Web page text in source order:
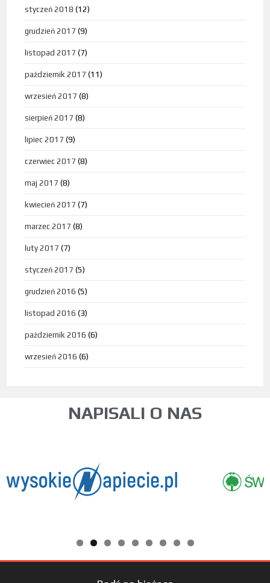
styczeń 2018 (12)
grudzień 2017 (9)
listopad 2017 (7)
październik 2017 (11)
wrzesień 2017 (8)
sierpień 2017 (8)
lipiec 2017 (9)
czerwiec 2017 (8)
maj 2017 (8)
kwiecień 2017 (7)
marzec 2017 (8)
luty 2017 (7)
styczeń 2017 (5)
grudzień 2016 (5)
listopad 2016 (3)
październik 2016 (6)
wrzesień 2016 (6)
NAPISALI O NAS